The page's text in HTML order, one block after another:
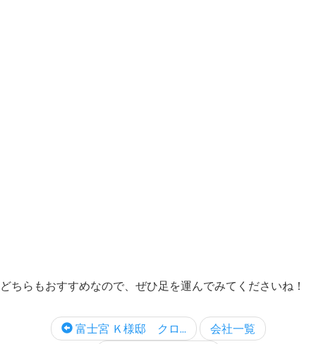
どちらもおすすめなので、ぜひ足を運んでみてくださいね！
富士宮 Ｋ様邸 クロ...
会社一覧